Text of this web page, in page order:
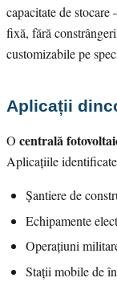
capacitate de
fixă, fără
customizabile pe
Aplicații
O centrală
Aplicațiile
Șantiere de
Echipamente
Operațiuni
Stații mobile de